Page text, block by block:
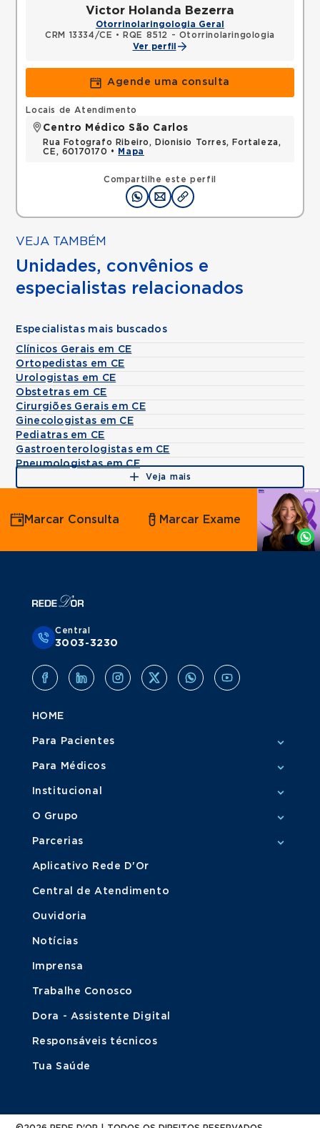
Victor Holanda Bezerra
Otorrinolaringologia Geral
CRM 13334/CE •
RQE 8512 - Otorrinolaringologia
Ver perfil
Agende uma consulta
Compartilhe este perfil
Locais de Atendimento
Centro Médico São Carlos
Rua Fotografo Ribeiro, Dionisio Torres, Fortaleza,
CE, 60170170 •
Mapa
VEJA TAMBÉM
Unidades, convênios e
especialistas relacionados
Especialistas mais buscados
Clínicos Gerais em CE
Ortopedistas em CE
Urologistas em CE
Obstetras em CE
Cirurgiões Gerais em CE
Ginecologistas em CE
Pediatras em CE
Gastroenterologistas em CE
Pneumologistas em CE
Veja mais
Agende
por
Whatsapp
Marcar Consulta Marcar Exame
Central
3003-3230
HOME
Para Pacientes
Para Médicos
Institucional
O Grupo
Parcerias
Aplicativo Rede D'Or
Central de Atendimento
Ouvidoria
Notícias
Imprensa
Trabalhe Conosco
Dora - Assistente Digital
Responsáveis técnicos
Tua Saúde